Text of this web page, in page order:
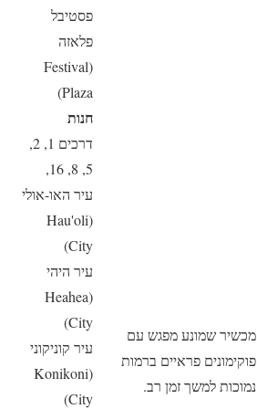
מכשיר שמונע מפגש עם
פוקימונים פראיים ברמות
נמוכות למשך זמן רב.
פסטיבל
פלאזה
(Festival
Plaza)
חנות
דרכים 1, 2,
5, 8, 16,
עיר האו-אולי
(Hau'oli
City)
עיר היהי
(Heahea
City)
עיר קוניקוני
(Konikoni
City)